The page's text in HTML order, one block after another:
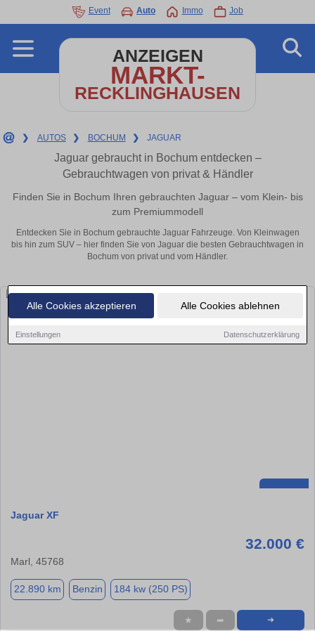
Alle Cookies akzeptieren Alle Cookies ablehnen
Einstellungen Datenschutzerklärung
Event Auto Immo Job
ANZEIGEN
MARKT-
RECKLINGHAUSEN
❯ AUTOS ❯ BOCHUM ❯ JAGUAR
Jaguar gebraucht in Bochum entdecken –
Gebrauchtwagen von privat & Händler
Finden Sie in Bochum Ihren gebrauchten Jaguar – vom Klein- bis
zum Premiummodell
Entdecken Sie in Bochum gebrauchte Jaguar Fahrzeuge. Von Kleinwagen
bis hin zum SUV – hier finden Sie von Jaguar die besten Gebrauchtwagen in
Bochum von privat und vom Händler.
Jaguar XF
32.000 €
Marl, 45768
22.890 km Benzin 184 kw (250 PS)
★ ➦ ➜